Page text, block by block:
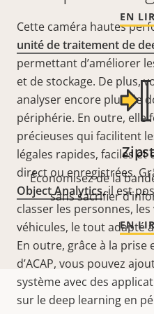
Cette caméra hautes
unité de traitement de
permettant d’améliorer
et de stockage. De plus,
analyser encore plus de
périphérie. En outre, elle
précieuses qui facilitent
légales rapides, faciles et
direct ou enregistrées.
Object Analytics, il est
classer les personnes,
véhicules, le tout adapté
En outre, grâce à la prise
d’ACAP, vous pouvez
système avec des
sur le deep learning en
EN
Économisez de la
sans sacrifier
EN